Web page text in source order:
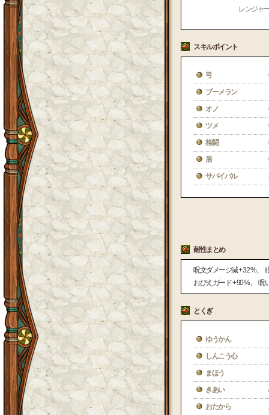
レンジャ
スキルポイント
弓
ブーメラン
オノ
ツメ
格闘
盾
サバイバル
耐性まとめ
呪文ダメージ減+ 32 %
おびえガード+ 90 % 呪
とくぎ
ゆうかん
しんこう心
まほう
きあい
おたから